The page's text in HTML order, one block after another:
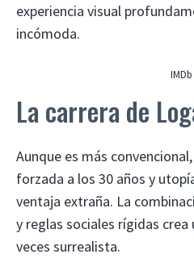
experiencia visual
incómoda.
IMDb
La carrera de
Aunque es más
forzada a los 30 años y
ventaja extraña. La
y reglas sociales rígidas
veces surrealista.